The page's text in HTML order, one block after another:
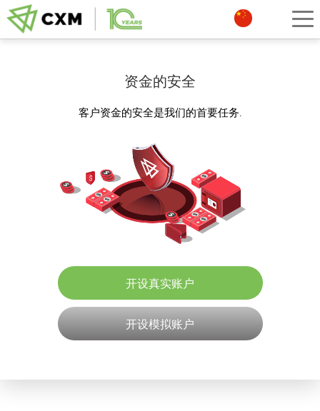
资金的安全
客户资金的安全是我们的首要任务.
开设真实账户
开设模拟账户